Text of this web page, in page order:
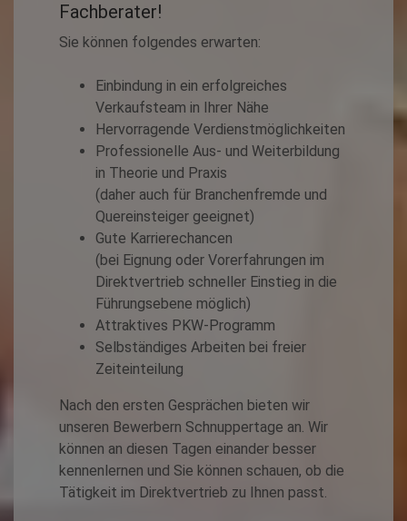
Fachberater!
Sie können folgendes erwarten:
Einbindung in ein erfolgreiches
Verkaufsteam in Ihrer Nähe
Hervorragende Verdienstmöglichkeiten
Professionelle Aus- und Weiterbildung
in Theorie und Praxis
(daher auch für Branchenfremde und
Quereinsteiger geeignet)
Gute Karrierechancen
(bei Eignung oder Vorerfahrungen im
Direktvertrieb schneller Einstieg in die
Führungsebene möglich)
Attraktives PKW-Programm
Selbständiges Arbeiten bei freier
Zeiteinteilung
Nach den ersten Gesprächen bieten wir
unseren Bewerbern Schnuppertage an. Wir
können an diesen Tagen einander besser
kennenlernen und Sie können schauen, ob die
Tätigkeit im Direktvertrieb zu Ihnen passt.